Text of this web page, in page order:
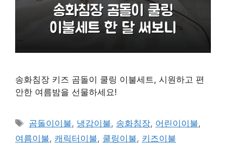
송화침장 키즈 곰돌이 쿨링 이불세트, 시원하고 편
안한 여름밤을 선물하세요!
태
그
곰돌이이불, 냉감이불, 송화침장, 어린이이불,
여름이불, 캐릭터이불, 쿨링이불, 키즈이불